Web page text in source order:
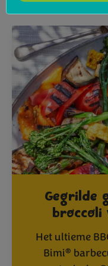
Gegrilde
broccoli
Het ultieme
Bimi®